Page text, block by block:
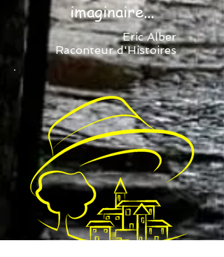
imaginaire...
Eric Alber
Raconteur d'Histoires